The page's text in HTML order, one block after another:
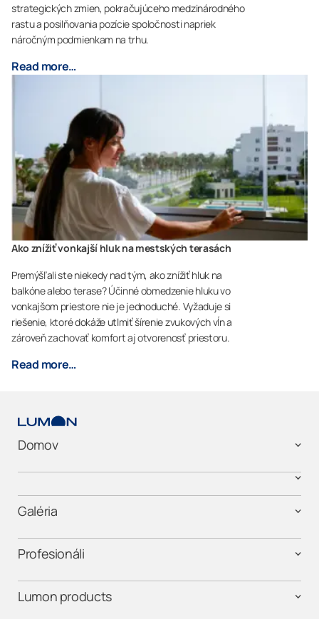
strategických zmien, pokračujúceho medzinárodného
rastu a posilňovania pozície spoločnosti napriek
náročným podmienkam na trhu.
Read more…
Ako znížiť vonkajší hluk na mestských terasách
Premýšľali ste niekedy nad tým, ako znížiť hluk na
balkóne alebo terase? Účinné obmedzenie hluku vo
vonkajšom priestore nie je jednoduché. Vyžaduje si
riešenie, ktoré dokáže utlmiť šírenie zvukových vĺn a
zároveň zachovať komfort aj otvorenosť priestoru.
Read more…
Domov
Galéria
Profesionáli
Lumon products